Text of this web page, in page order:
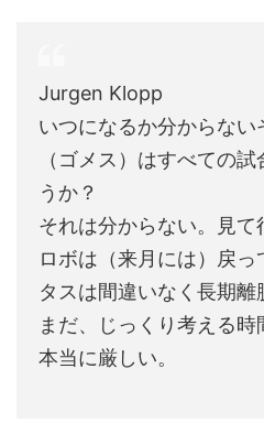
Jurgen Klopp
いつになるか分からな
（ゴメス）はすべての
うか？
それは分からない。見て
ロボは（来月には）戻
タスは間違いなく長期離
まだ、じっくり考える
本当に厳しい。